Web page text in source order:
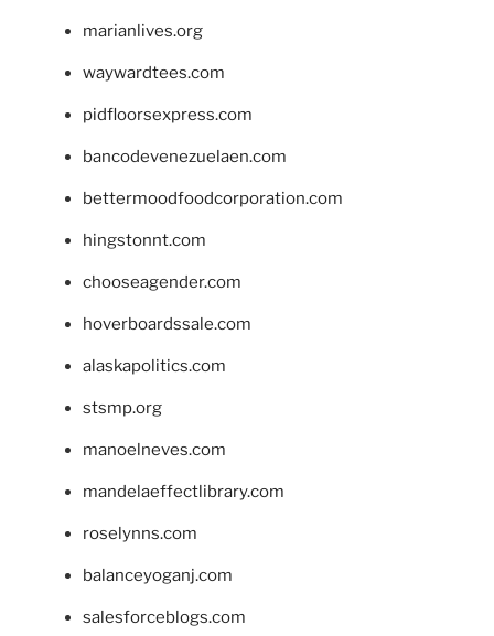
marianlives.org
waywardtees.com
pidfloorsexpress.com
bancodevenezuelaen.com
bettermoodfoodcorporation.com
hingstonnt.com
chooseagender.com
hoverboardssale.com
alaskapolitics.com
stsmp.org
manoelneves.com
mandelaeffectlibrary.com
roselynns.com
balanceyoganj.com
salesforceblogs.com